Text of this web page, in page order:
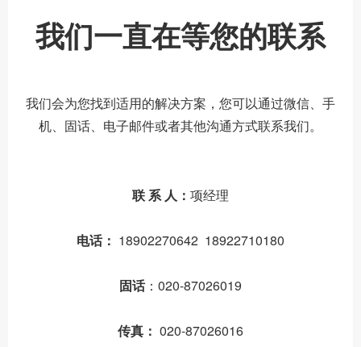
我们一直在等您的联系
我们会为您找到适用的解决方案，您可以通过微信、手
机、固话、电子邮件或者其他沟通方式联系我们。
联 系 人： 项经理
电话： 18902270642 18922710180
固话：020-87026019
传真： 020-87026016